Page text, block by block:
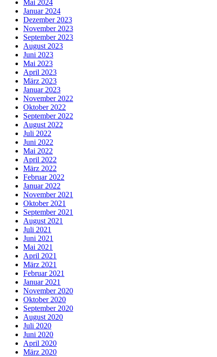
Mai 2024
Januar 2024
Dezember 2023
November 2023
September 2023
August 2023
Juni 2023
Mai 2023
April 2023
März 2023
Januar 2023
November 2022
Oktober 2022
September 2022
August 2022
Juli 2022
Juni 2022
Mai 2022
April 2022
März 2022
Februar 2022
Januar 2022
November 2021
Oktober 2021
September 2021
August 2021
Juli 2021
Juni 2021
Mai 2021
April 2021
März 2021
Februar 2021
Januar 2021
November 2020
Oktober 2020
September 2020
August 2020
Juli 2020
Juni 2020
April 2020
März 2020